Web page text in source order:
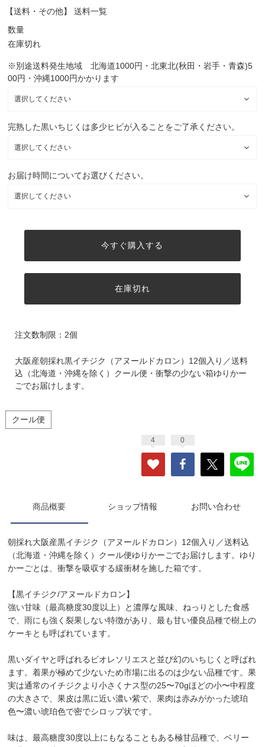
【送料・その他】 送料一覧
数量
在庫切れ
※別途送料発生地域 北海道1000円・北東北(秋田・岩手・青森)5
00円・沖縄1000円かかります
完熟した黒いちじくは多少ヒビが入ることをご了承ください。
お届け時間についてお選びください。
今すぐ購入する
在庫切れ
注文数制限：2個
大阪産朝採れ黒イチジク（アヌールドカロン）12個入り／送料
込（北海道・沖縄を除く）クール便・衝撃の少ない箱ゆりかー
ごでお届けします。
クール便
4 0
商品概要 ショップ情報 お問い合わせ
朝採れ大阪産黒イチジク（アヌールドカロン）12個入り／送料込
（北海道・沖縄を除く）クール便ゆりかーごでお届けします。ゆり
かーごとは、衝撃を吸収する緩衝材を施した箱です。
【黒イチジク/アヌールドカロン】
強い甘味（最高糖度30度以上）と濃厚な風味、ねっりとした食感
で、雨にも強く裂果しない特徴があり、最も甘い優良品種で樹上の
ケーキとも呼ばれています。
黒いダイヤと呼ばれるビオレソリエスと並び幻のいちじくと呼ばれ
ます。着果が極めて少ないため市場に出るのは少ない品種です。果
実は通常のイチジクより小さくナス型の25〜70gほどの小〜中程度
の大きさで、果皮は黒に近い濃い紫で、果肉は赤みがかった琥珀
色〜濃い琥珀色で密でシロップ状です。
味は、最高糖度30度以上にもなることもある極甘品種で、ベリー